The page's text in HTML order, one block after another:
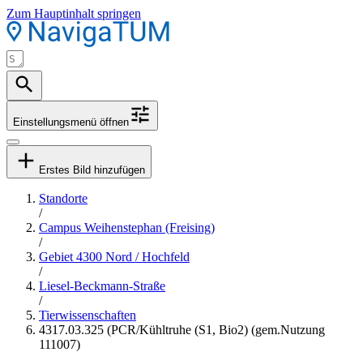
Zum Hauptinhalt springen
Einstellungsmenü öffnen
Erstes Bild hinzufügen
Standorte
/
Campus Weihenstephan (Freising)
/
Gebiet 4300 Nord / Hochfeld
/
Liesel-Beckmann-Straße
/
Tierwissenschaften
4317.03.325 (PCR/Kühltruhe (S1, Bio2) (gem.Nutzung
111007)